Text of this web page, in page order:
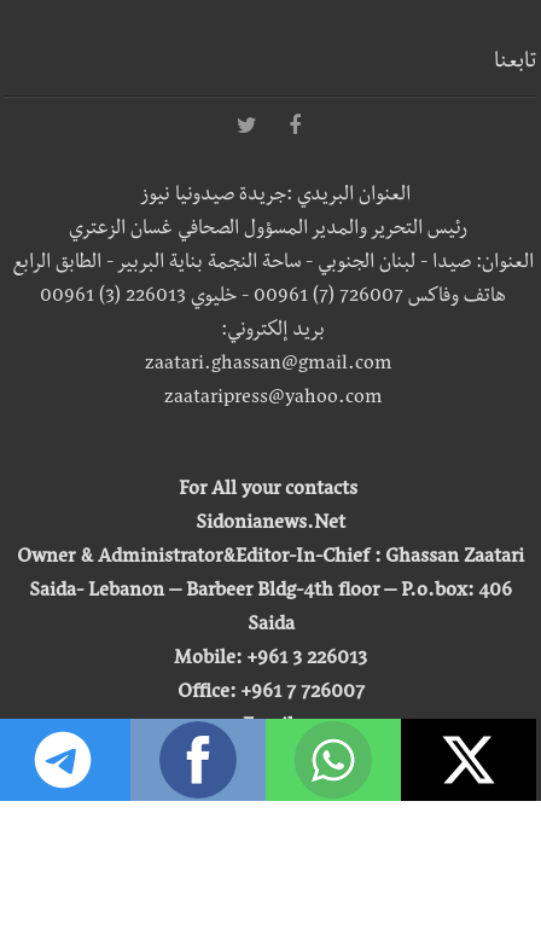
تابعنا
العنوان البريدي :جريدة صيدونيا نيوز
رئيس التحرير والمدير المسؤول الصحافي غسان الزعتري
العنوان: صيدا - لبنان الجنوبي - ساحة النجمة بناية البربير - الطابق الرابع
هاتف وفاكس 726007 (7) 00961 - خليوي 226013 (3) 00961
بريد إلكتروني:
zaatari.ghassan@gmail.com
zaataripress@yahoo.com
For All your contacts
Sidonianews.Net
Owner & Administrator&Editor-In-Chief : Ghassan Zaatari
Saida- Lebanon – Barbeer Bldg-4th floor – P.o.box: 406
Saida
Mobile: +961 3 226013
Office: +961 7 726007
zaatari.ghassan@gmail.com
zaataripress@yahoo.com